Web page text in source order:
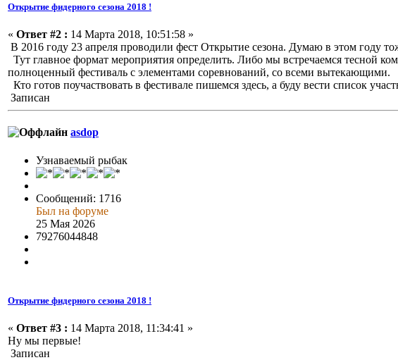
Открытие фидерного сезона 2018 !
« Ответ #2 : 14 Марта 2018, 10:51:58 »
В 2016 году 23 апреля проводили фест Открытие сезона. Думаю в этом году
Тут главное формат мероприятия определить. Либо мы встречаемся тесной
полноценный фестиваль с элементами соревнований, со всеми вытекающими.
Кто готов поучаствовать в фестивале пишемся здесь, а буду вести список
Записан
asdop
Узнаваемый рыбак
Сообщений: 1716
Был на форуме
25 Мая 2026
79276044848
Открытие фидерного сезона 2018 !
« Ответ #3 : 14 Марта 2018, 11:34:41 »
Ну мы первые!
Записан